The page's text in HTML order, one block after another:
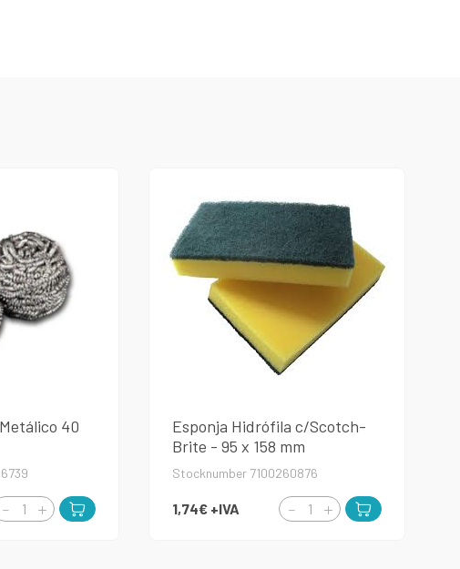
40
Esponja Hidrófila c/Scotch-
Brite - 95 x 158 mm
Stocknumber 7100260876
1,74€ +IVA